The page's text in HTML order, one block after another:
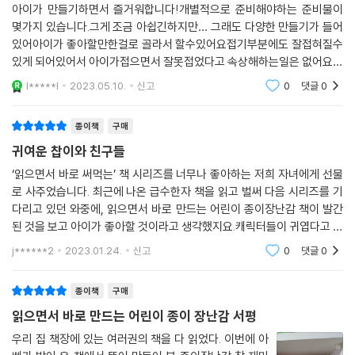
아이가 만들기하면서 즐거워합니다!개별적으로 준비해야하는 준비물이
몇가지 있습니다.그게 조금 아쉽긴하지만… 그래도 다양한 만들기가 들어
있어아이가 좋아할만한걸로 골라서 할수있어요접기부분에도 잘접혀질수
있게 되어있어서 아이가접으면서 잘못접었다고 속상해하는일은 없어요사
은품으로 귀여운 달력도 함께왔는데 너무 귀여워요150자가 이렇게많이
써야하는지모르고시작
l*****l 2023.05.10. 신고 0 댓글0
종이책 구매
귀여운 찹이와 친구들
‘읽으면서 바로 써먹는’ 책 시리즈를 너무나 좋아하는 저희 자녀에게 선물
로 사주었습니다. 최근에 나온 급수한자 책을 읽고 벌써 다음 시리즈를 기
다리고 있던 와중에, 읽으면서 바로 만드는 어린이 종이장난감 책이 발간
된 것을 보고 아이가 좋아할 것이라고 생각했지요.캐릭터들이 귀엽다고 정
말 좋아한답니다.가장 먼저 페이퍼토이부터 만들기 시작했어요.그 외에도
플레이토이, 스
j******2 2023.01.24. 신고 0 댓글0
종이책 구매
읽으면서 바로 만드는 어린이 종이 장난감 서평
우리 집 책장에 있는 여러권의 책을 다 읽었다. 이번에 아